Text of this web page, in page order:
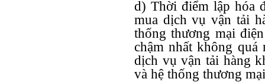
d) Thời điểm lập hóa
mua dịch vụ vận tải
thống thương mại
chậm nhất không
dịch vụ vận tải hàng
và hệ thống thương